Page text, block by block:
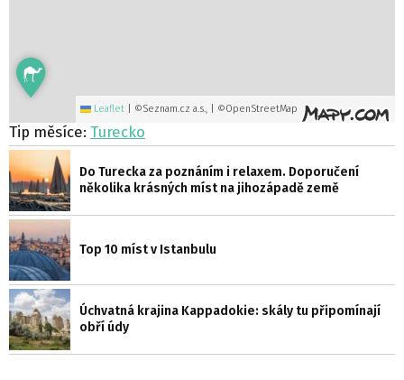
Leaflet ©Seznam.cz a.s., | ©OpenStreetMap
Tip měsíce: Turecko
Do Turecka za poznáním i relaxem. Doporučení
několika krásných míst na jihozápadě země
Top 10 míst v Istanbulu
Úchvatná krajina Kappadokie: skály tu připomínají
obří údy